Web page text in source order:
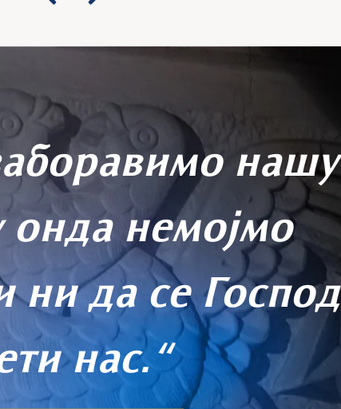
нашу
онда немојмо
ни да се Господ
нас.“